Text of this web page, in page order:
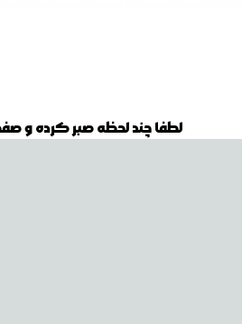
لطفا چند لحظه صبر کرده و